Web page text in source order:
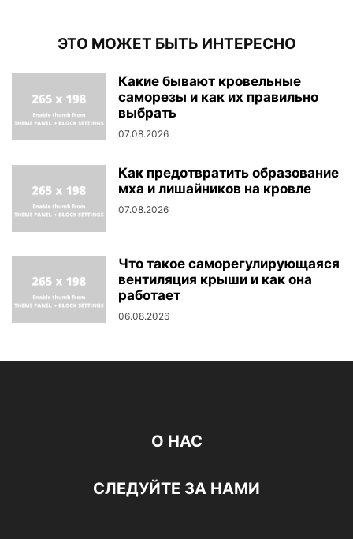
ЭТО МОЖЕТ БЫТЬ ИНТЕРЕСНО
Какие бывают кровельные
саморезы и как их правильно
выбрать
07.08.2026
Как предотвратить образование
мха и лишайников на кровле
07.08.2026
Что такое саморегулирующаяся
вентиляция крыши и как она
работает
06.08.2026
О НАС
СЛЕДУЙТЕ ЗА НАМИ